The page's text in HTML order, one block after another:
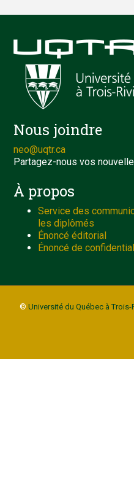
Nous joindre
neo@uqtr.ca
Partagez-nous vos
À propos
Service des
les diplômés
Énoncé éditorial
Énoncé de
© Université du Québec à Trois-